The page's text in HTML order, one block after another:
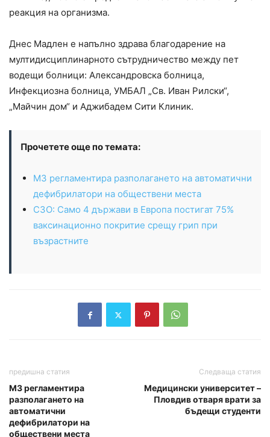
реакция на организма.
Днес Мадлен е напълно здрава благодарение на
мултидисциплинарното сътрудничество между пет
водещи болници: Александровска болница,
Инфекциозна болница, УМБАЛ „Св. Иван Рилски“,
„Майчин дом“ и Аджибадем Сити Клиник.
Прочетете още по темата:
МЗ регламентира разполагането на автоматични
дефибрилатори на обществени места
СЗО: Само 4 държави в Европа постигат 75%
ваксинационно покритие срещу грип при
възрастните
предишна статия
МЗ регламентира
разполагането на
автоматични
дефибрилатори на
обществени места
Следваща статия
Медицински университет –
Пловдив отваря врати за
бъдещи студенти